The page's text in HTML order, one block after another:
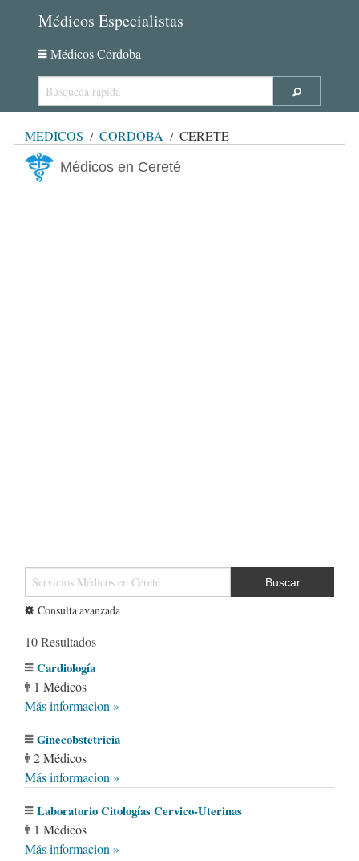
Médicos Especialistas
Médicos Córdoba
MÉDICOS CÓRDOBA CERETÉ
Médicos en Cereté
Buscar
Consulta avanzada
10 Resultados
Cardiología
1 Médicos
Más informacion »
Ginecobstetricia
2 Médicos
Más informacion »
Laboratorio Citologías Cervico-Uterinas
1 Médicos
Más informacion »